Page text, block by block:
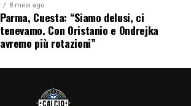
8 mesi ago
Parma, Cuesta: “Siamo delusi, ci
tenevamo. Con Oristanio e Ondrejka
avremo più rotazioni”